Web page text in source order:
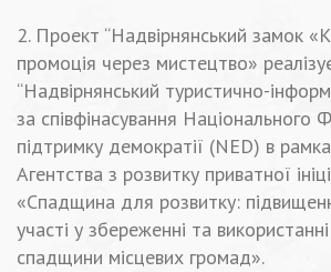
2. Проект “Надвірнянський замок
промоція через мистецтво»
“Надвірнянський туристично-
за співфінасування Національного
підтримку демократії (NED) в
Агентства з розвитку приватної
«Спадщина для розвитку:
участі у збереженні та
спадщини місцевих громад».